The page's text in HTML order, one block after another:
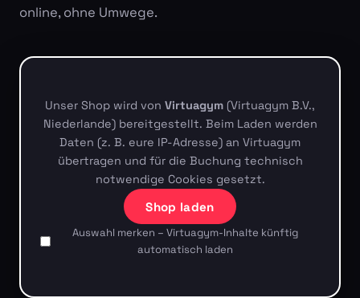
online, ohne Umwege.
Unser Shop wird von Virtuagym (Virtuagym B.V.,
Niederlande) bereitgestellt. Beim Laden werden
Daten (z. B. eure IP-Adresse) an Virtuagym
übertragen und für die Buchung technisch
notwendige Cookies gesetzt.
Shop laden
Auswahl merken – Virtuagym-Inhalte künftig
automatisch laden